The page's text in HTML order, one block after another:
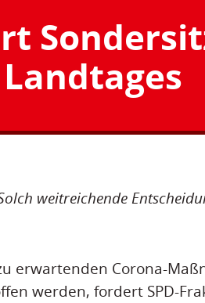
weitreichende
erwartenden Corona-
werden, fordert SPD-